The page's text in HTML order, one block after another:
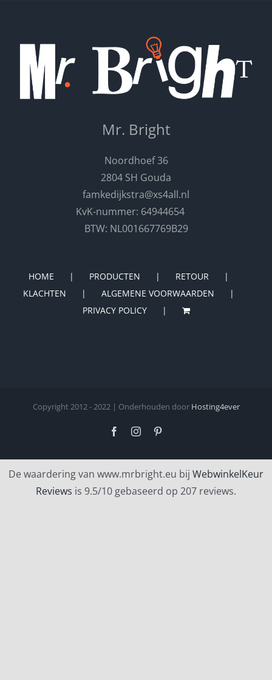
Mr. Bright
Noordhoef 36
2804 SH Gouda
famkedijkstra@xs4all.nl
KvK-nummer: 64944654
BTW: NL001667769B29
HOME PRODUCTEN
RETOUR
KLACHTEN
ALGEMENE VOORWAARDEN
PRIVACY POLICY
Copyright 2012 - 2022 | Onderhouden door Hosting4ever
FacebookInstagram
De waardering van www.mrbright.eu bij WebwinkelKeur
Reviews is 9.5/10 gebaseerd op 207 reviews.